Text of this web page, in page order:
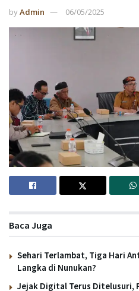
byAdmin 06/05/2025
Baca Juga
Sehari Terlambat, Tiga Hari
Langka di Nunukan?
Jejak Digital Terus Ditelusuri,